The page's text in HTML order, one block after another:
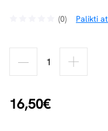
(0) Palikti
16,50€